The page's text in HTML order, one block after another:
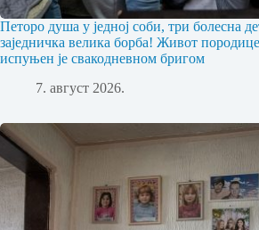
Петоро душа у једној соби, три болесна
заједничка велика борба! Живот
испуњен је свакодневном бригом
7. август 2026.